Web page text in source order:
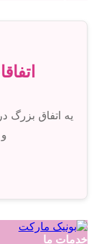
یه اتفاق
خدمات ما